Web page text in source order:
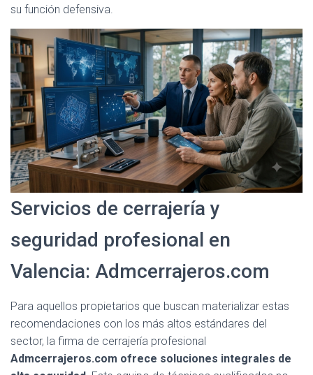
su función defensiva.
Servicios de cerrajería y
seguridad profesional en
Valencia: Admcerrajeros.com
Para aquellos propietarios que buscan materializar estas
recomendaciones con los más altos estándares del
sector, la firma de cerrajería profesional
Admcerrajeros.com ofrece soluciones integrales de